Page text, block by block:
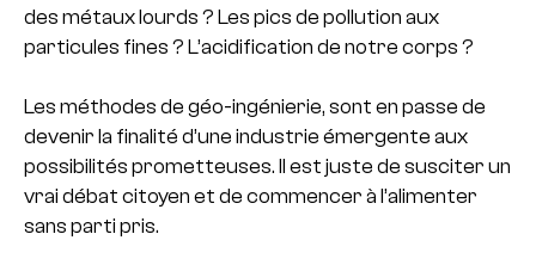
des métaux lourds ? Les pics de pollution aux
particules fines ? L’acidification de notre corps ?
Les méthodes de géo-ingénierie, sont en passe de
devenir la finalité d’une industrie émergente aux
possibilités prometteuses. Il est juste de susciter un
vrai débat citoyen et de commencer à l’alimenter
sans parti pris.